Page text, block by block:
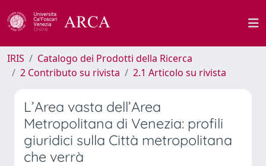
IRIS
Catalogo dei Prodotti della Ricerca
2 Contributo su rivista
2.1 Articolo su rivista
L’Area vasta dell’Area
Metropolitana di Venezia: profili
giuridici sulla Città metropolitana
che verrà